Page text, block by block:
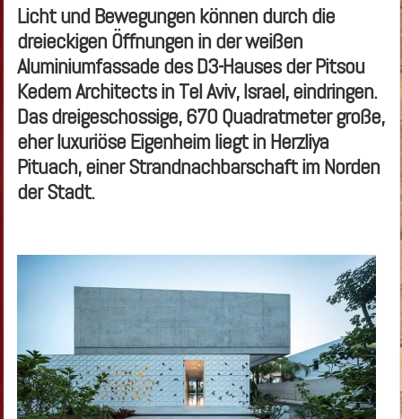
Licht und Bewegungen können durch die
dreieckigen Öffnungen in der weißen
Aluminiumfassade des D3-Hauses der Pitsou
Kedem Architects in Tel Aviv, Israel, eindringen.
Das dreigeschossige, 670 Quadratmeter große,
eher luxuriöse Eigenheim liegt in Herzliya
Pituach, einer Strandnachbarschaft im Norden
der Stadt.